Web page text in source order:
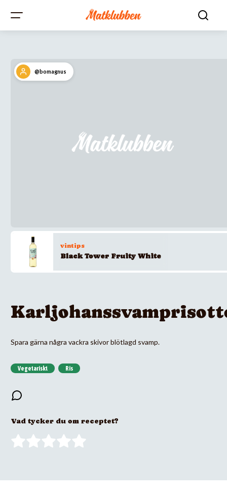
@bomagnus
vintips
Black Tower Fruity White
Spara gärna några vackra skivor blötlagd svamp.
Vegetariskt Ris
Vad tycker du om receptet?